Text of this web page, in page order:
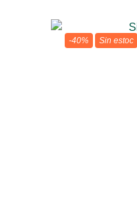
-40% Sin estoc